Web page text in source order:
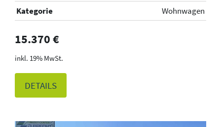
Kategorie
Wohnwagen
15.370 €
19% MwSt.
DETAILS